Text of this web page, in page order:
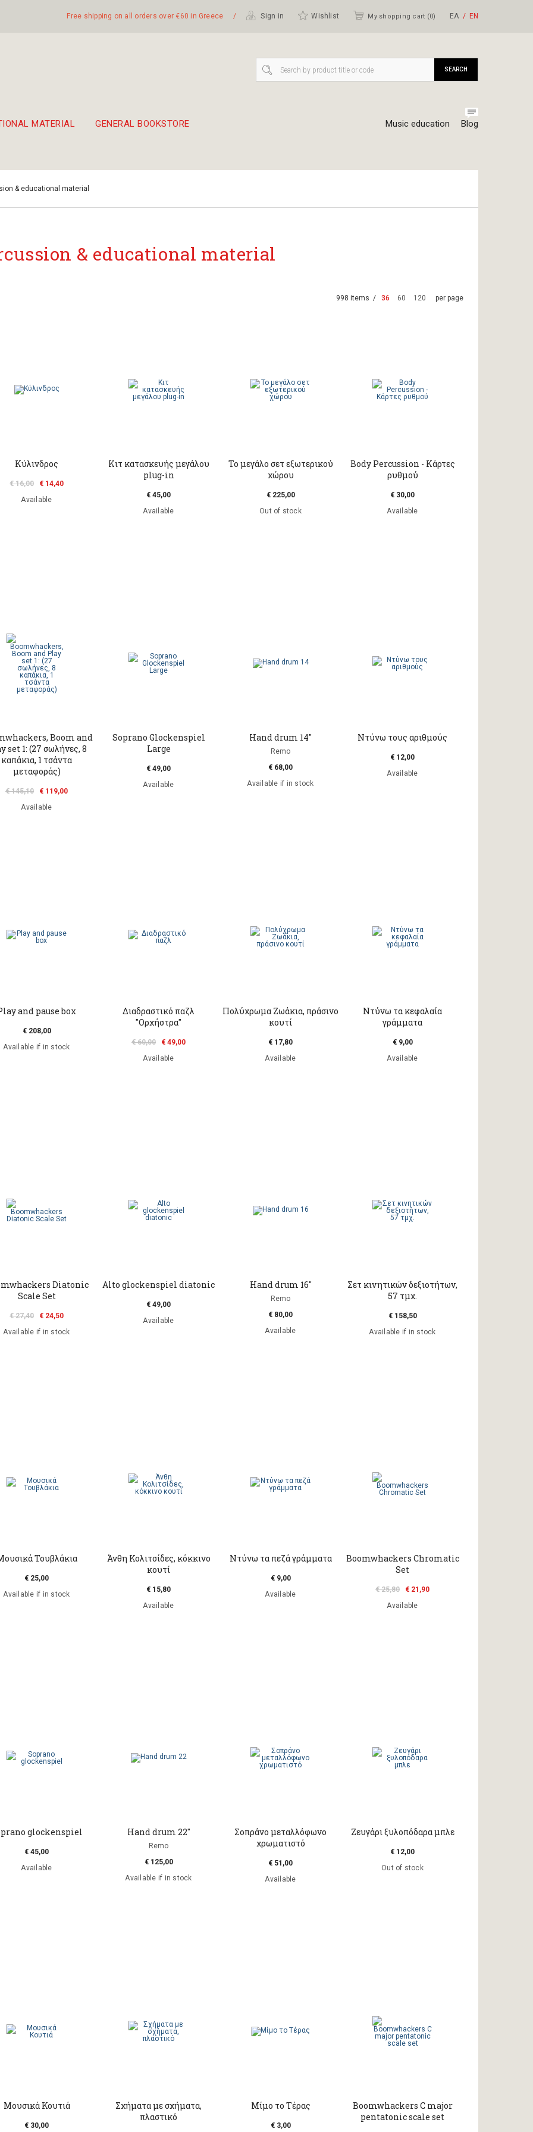
Free shipping on all orders over €60 in Greece / Sign in Wishlist My shopping cart (0) ΕΛ ΕΝ
MATERIAL GENERAL BOOKSTORE Music education Blog
SEARCH
& educational material
& educational material
998 items / 36 60 120 per page
Κύλινδρος
€ 16,00
€ 14,40
Available
Κιτ κατασκευής μεγάλου
plug-in
€ 45,00
Available
Το μεγάλο σετ εξωτερικού
χώρου
€ 225,00
Out of stock
Body Percussion - Κάρτες
ρυθμού
€ 30,00
Available
Βoom and
set 1: (27 σωλήνες, 8
καπάκια, 1 τσάντα
μεταφοράς)
€ 145,10
€ 119,00
Available
Soprano Glockenspiel
Large
€ 49,00
Available
Hand drum 14"
Remo
€ 68,00
Available if in stock
Ντύνω τους αριθμούς
€ 12,00
Available
and pause box
€ 208,00
Available if in stock
Διαδραστικό παζλ
"Ορχήστρα"
€ 60,00
€ 49,00
Available
Πολύχρωμα Ζωάκια, πράσινο
κουτί
€ 17,80
Available
Ντύνω τα κεφαλαία
γράμματα
€ 9,00
Available
Diatonic
Scale Set
€ 27,40
€ 24,50
Available if in stock
Alto glockenspiel diatonic
€ 49,00
Available
Hand drum 16"
Remo
€ 80,00
Available
Σετ κινητικών δεξιοτήτων,
57 τμχ.
€ 158,50
Available if in stock
Τουβλάκια
€ 25,00
Available if in stock
Άνθη Κολιτσίδες, κόκκινο
κουτί
€ 15,80
Available
Ντύνω τα πεζά γράμματα
€ 9,00
Available
Boomwhackers Chromatic
Set
€ 25,80
€ 21,90
Available
glockenspiel
€ 45,00
Available
Hand drum 22"
Remo
€ 125,00
Available if in stock
Σοπράνο μεταλλόφωνο
χρωματιστό
€ 51,00
Available
Ζευγάρι ξυλοπόδαρα μπλε
€ 12,00
Out of stock
Μουσικά Κουτιά
€ 30,00
Σχήματα με σχήματα,
πλαστικό
Μίμο το Τέρας
€ 3,00
Boomwhackers C major
pentatonic scale set